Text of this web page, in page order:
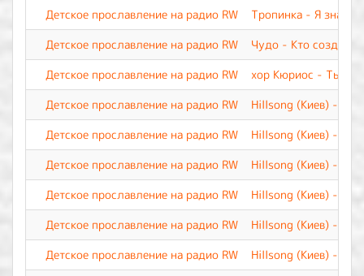
Детское прославление на радио RW
Тропинка - Я знаю
Детское прославление на радио RW
Чудо - Кто создал
Детское прославление на радио RW
хор Кюриос - Ты
Детское прославление на радио RW
Hillsong (Киев) - Я
Детское прославление на радио RW
Hillsong (Киев) - Я
Детское прославление на радио RW
Hillsong (Киев) - Ты
Детское прославление на радио RW
Hillsong (Киев) -
Детское прославление на радио RW
Hillsong (Киев) -
Детское прославление на радио RW
Hillsong (Киев) -